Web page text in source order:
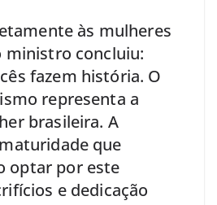
às mulheres
ministro concluiu:
fazem história. O
representa a
brasileira. A
que
optar por este
e dedicação